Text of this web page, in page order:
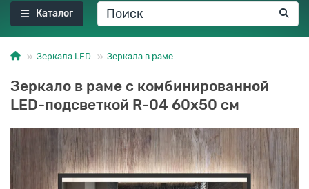
Каталог
Зеркала LED Зеркала в раме
Зеркало в раме с комбинированной
LED-подсветкой R-04 60x50 см